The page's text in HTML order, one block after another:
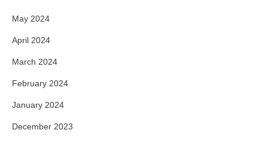
May 2024
April 2024
March 2024
February 2024
January 2024
December 2023